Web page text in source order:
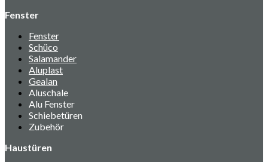
Fenster
Fenster
Schüco
Salamander
Aluplast
Gealan
Aluschale
Alu Fenster
Schiebetüren
Zubehör
Haustüren